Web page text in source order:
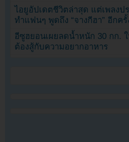
ไอยูอัปเดตชีวิตล่าสุด แต่เพลงป
ทำแฟนๆ พูดถึง “จางกีฮา” อีกครั้
อีซูฮยอนเผยลดน้ำหนัก 30 กก.
ต้องสู้กับความอยากอาหาร